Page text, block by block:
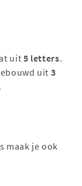
uit 5 letters.
uit 3
maak je ook